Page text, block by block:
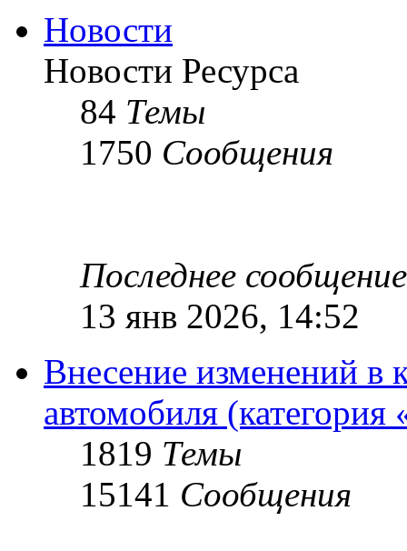
Новости
Новости Ресурса
84 Темы
1750 Сообщения
Последнее сообщение
13 янв 2026, 14:52
Внесение изменений в
автомобиля (категория
1819 Темы
15141 Сообщения